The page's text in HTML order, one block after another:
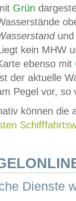
Grün
und
kein MHW
ebenso mit
der aktuelle
Pegel vor,
können die
Dienste